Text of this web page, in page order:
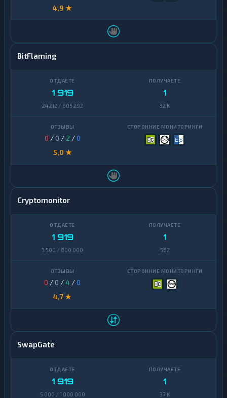
4,9 ★
BitFlaming
1 919
24 212 / 605 292
1
32 K
0 / 0 / 2 /0
5,0 ★
Cryptomonitor
1 919
3 500 / 800 000
1
562
0 / 0 / 4 /0
4,7 ★
SwapGate
1 919
5 000 / 1 000 000
1
37 K